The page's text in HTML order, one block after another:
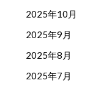
2025年10月
2025年9月
2025年8月
2025年7月